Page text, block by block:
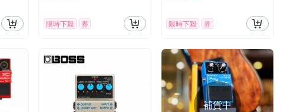
限時下殺 券 限時下殺 券
補貨中